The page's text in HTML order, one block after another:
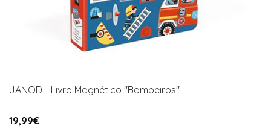
JANOD - Livro Magnético "Bombeiros"
19,99€